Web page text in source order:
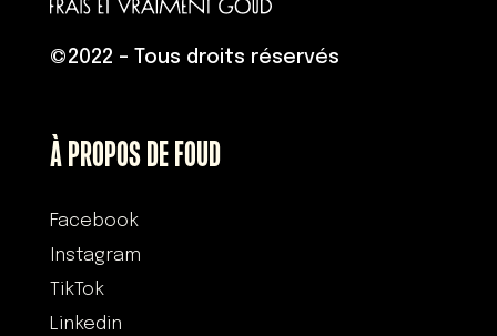
©2022 – Tous droits réservés
À PROPOS DE FOUD
Facebook
Instagram
TikTok
Linkedin